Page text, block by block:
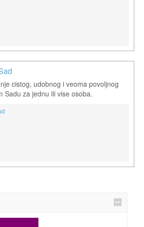
cistog, udobnog i veoma povoljnog
Sadu za jednu ili vise osoba.